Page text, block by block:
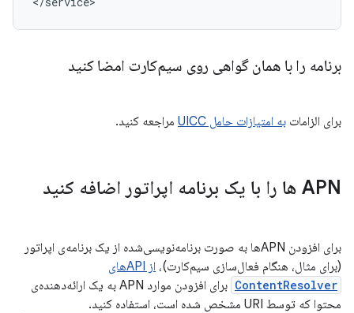
برنامه را با همان گواهی روی سیم‌کارت امضا کنید
برای الزامات به امتیازات حامل UICC مراجعه کنید.
APN ها را با یک برنامه اپراتور اضافه کنید
برای افزودن APNها به صورت برنامه‌نویسی‌شده از یک برنامه‌ی اپراتور
(برای مثال، هنگام فعال‌سازی سیم‌کارت)، از APIهای
ContentResolver
برای افزودن موارد APN به یک ارائه‌دهنده‌ی
محتوا که توسط URI مشخص شده است، استفاده کنید.